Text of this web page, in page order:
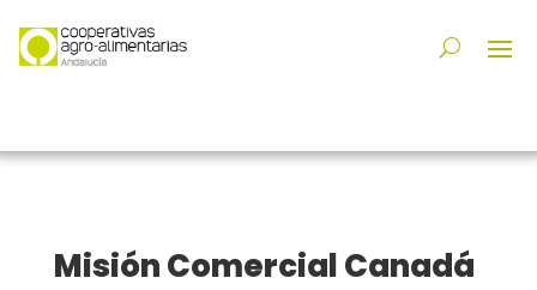
Misión Comercial Canadá